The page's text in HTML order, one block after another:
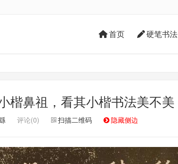
首页 硬笔书法
楷鼻祖，看其小楷书法美不美
评论(0) 扫描二维码 隐藏侧边